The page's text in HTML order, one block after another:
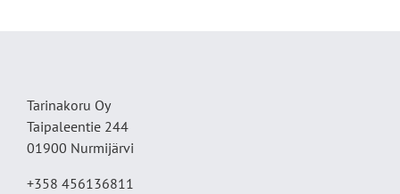
Tarinakoru Oy
Taipaleentie 244
01900 Nurmijärvi
+358 456136811